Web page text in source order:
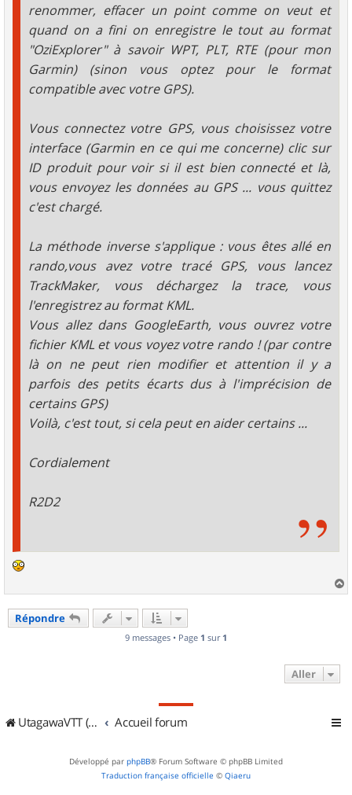
renommer, effacer un point comme on veut et
quand on a fini on enregistre le tout au format
"OziExplorer" à savoir WPT, PLT, RTE (pour mon
Garmin) (sinon vous optez pour le format
compatible avec votre GPS).
Vous connectez votre GPS, vous choisissez votre
interface (Garmin en ce qui me concerne) clic sur
ID produit pour voir si il est bien connecté et là,
vous envoyez les données au GPS ... vous quittez
c'est chargé.
La méthode inverse s'applique : vous êtes allé en
rando,vous avez votre tracé GPS, vous lancez
TrackMaker, vous déchargez la trace, vous
l'enregistrez au format KML.
Vous allez dans GoogleEarth, vous ouvrez votre
fichier KML et vous voyez votre rando ! (par contre
là on ne peut rien modifier et attention il y a
parfois des petits écarts dus à l'imprécision de
certains GPS)
Voilà, c'est tout, si cela peut en aider certains ...
Cordialement
R2D2
a
Répondre
9 messages • Page 1 sur 1
Aller
UtagawaVTT (Randos VTT et VTTAE avec traces GPS) Accueil forum
Développé par phpBB® Forum Software © phpBB Limited
Traduction française officielle © Qiaeru